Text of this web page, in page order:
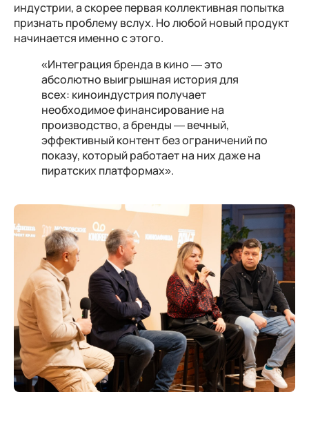
индустрии, а скорее первая коллективная попытка
признать проблему вслух. Но любой новый продукт
начинается именно с этого.
«Интеграция бренда в кино — это
абсолютно выигрышная история для
всех: киноиндустрия получает
необходимое финансирование на
производство, а бренды — вечный,
эффективный контент без ограничений по
показу, который работает на них даже на
пиратских платформах».